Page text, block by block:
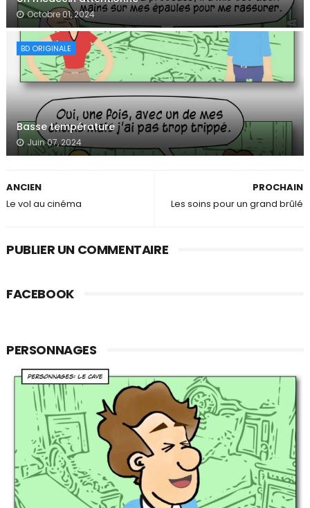
Octobre 01, 2024
BD ORIGINALE
Basse température
Juin 07, 2024
PROCHAIN
Les soins pour un grand brûlé
ANCIEN
Le vol au cinéma
PUBLIER UN COMMENTAIRE
FACEBOOK
PERSONNAGES